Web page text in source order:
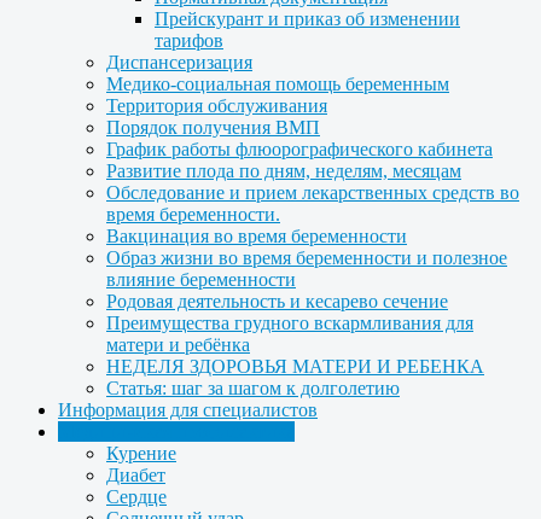
Прейскурант и приказ об изменении
тарифов
Диспансеризация
Медико-социальная помощь беременным
Территория обслуживания
Порядок получения ВМП
График работы флюорографического кабинета
Развитие плода по дням, неделям, месяцам
Обследование и прием лекарственных средств во
время беременности.
Вакцинация во время беременности
Образ жизни во время беременности и полезное
влияние беременности
Родовая деятельность и кесарево сечение
Преимущества грудного вскармливания для
матери и ребёнка
НЕДЕЛЯ ЗДОРОВЬЯ МАТЕРИ И РЕБЕНКА
Статья: шаг за шагом к долголетию
Информация для специалистов
Курение
Диабет
Сердце